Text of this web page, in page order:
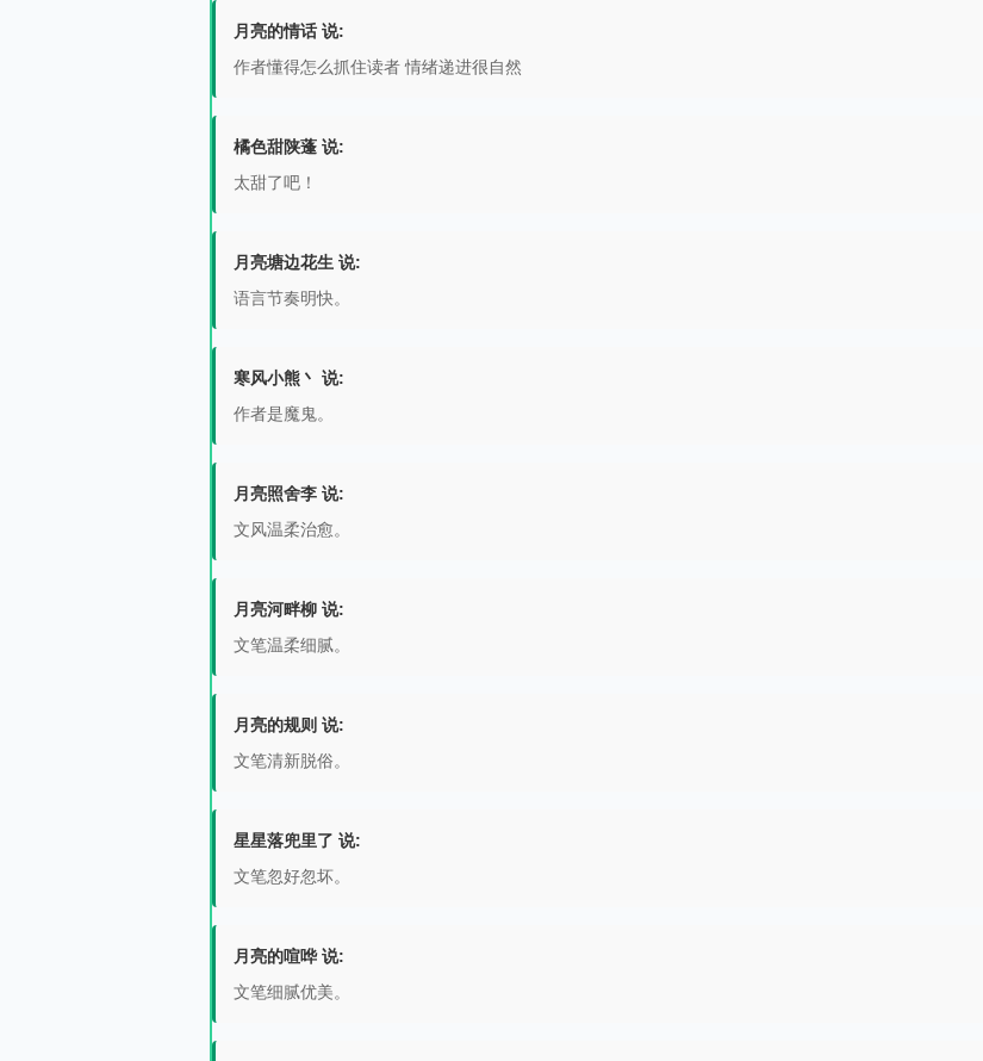
月亮的情话 说:
作者懂得怎么抓住读者 情绪递进很自然
橘色甜陕蓬 说:
太甜了吧！
月亮塘边花生 说:
语言节奏明快。
寒风小熊丶 说:
作者是魔鬼。
月亮照舍李 说:
文风温柔治愈。
月亮河畔柳 说:
文笔温柔细腻。
月亮的规则 说:
文笔清新脱俗。
星星落兜里了 说:
文笔忽好忽坏。
月亮的喧哗 说:
文笔细腻优美。